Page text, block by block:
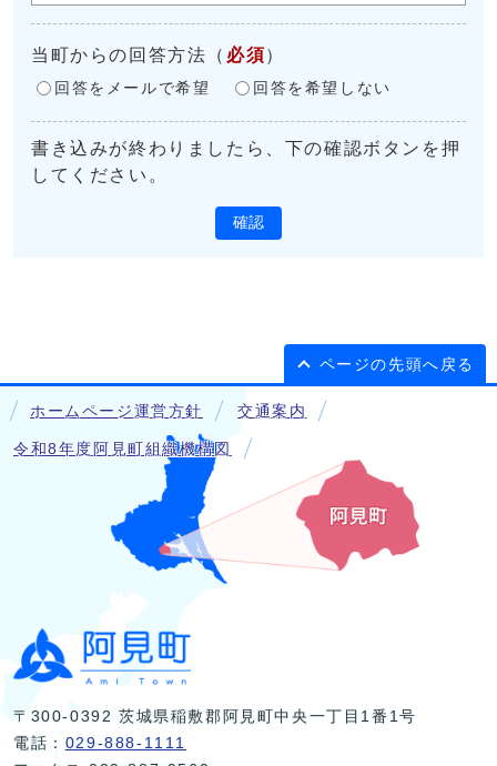
当町からの回答方法 （ 必須 ）
回答をメールで希望 回答を希望しない
書き込みが終わりましたら、下の確認ボタンを押
してください。
確認
ページの先頭へ戻る
ホームページ運営方針 交通案内
令和8年度阿見町組織機構図
〒300-0392 茨城県稲敷郡阿見町中央一丁目1番1号
電話： 029-888-1111